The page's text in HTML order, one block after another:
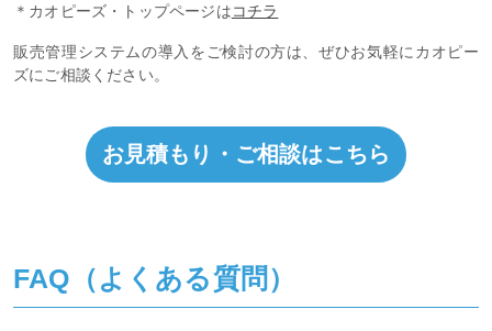
＊カオピーズ・トップページはコチラ
販売管理システムの導入をご検討の方は、ぜひお気軽にカオピー
ズにご相談ください。
お見積もり・ご相談はこちら
FAQ（よくある質問）